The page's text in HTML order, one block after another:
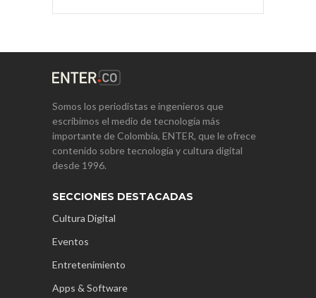
Somos los periodistas e ingenieros que
escribimos el medio de tecnología más
importante de Colombia, ENTER, que le ofrece
contenido sobre tecnología y cultura digital
desde 1996.
SECCIONES DESTACADAS
Cultura Digital
Eventos
Entretenimiento
Apps & Software